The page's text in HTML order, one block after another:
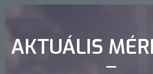
AKTUÁLIS